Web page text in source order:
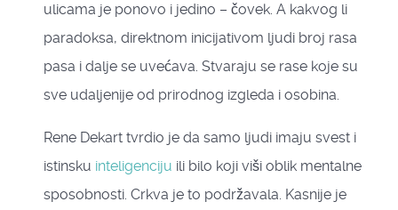
ulicama je ponovo i jedino – čovek. A kakvog li
paradoksa, direktnom inicijativom ljudi broj rasa
pasa i dalje se uvećava. Stvaraju se rase koje su
sve udaljenije od prirodnog izgleda i osobina.
Rene Dekart tvrdio je da samo ljudi imaju svest i
istinsku inteligenciju ili bilo koji viši oblik mentalne
sposobnosti. Crkva je to podržavala. Kasnije je